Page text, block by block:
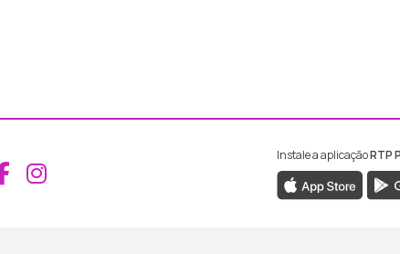
Aceder ao Facebook da RTP Madeira
Aceder ao Instagram da RTP
Instale a aplicaçãoRTP